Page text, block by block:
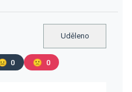
Uděleno
0 🙁 0